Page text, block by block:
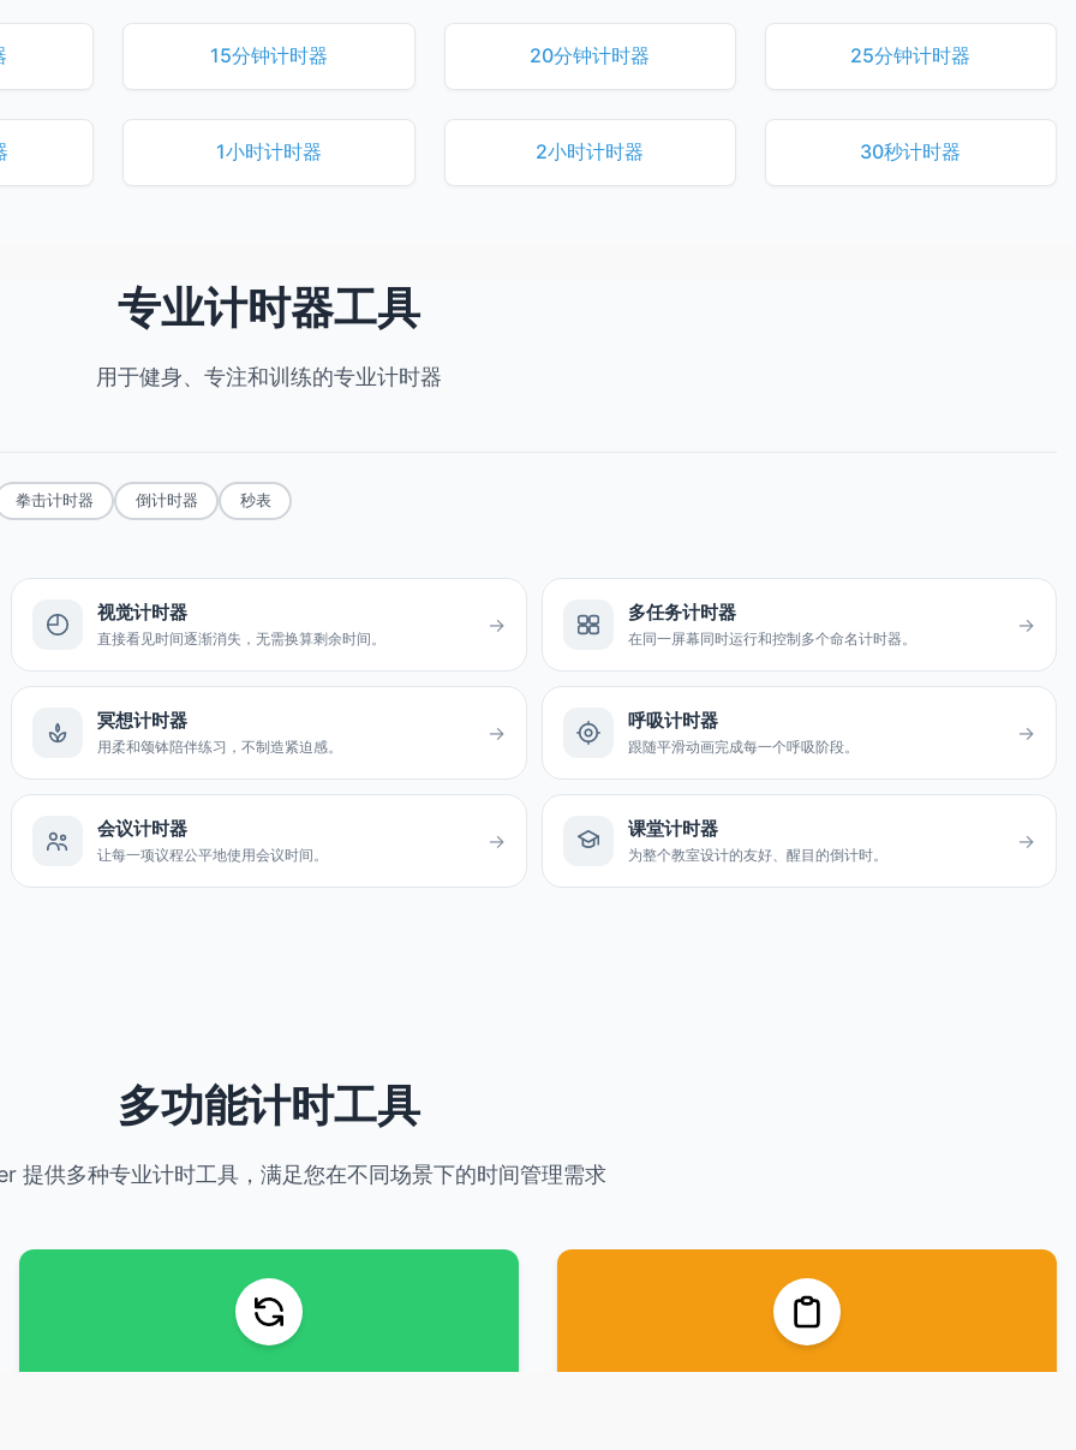
15分钟计时器 20分钟计时器 25分钟计时器
1小时计时器 2小时计时器 30秒计时器
专业计时器工具
用于健身、专注和训练的专业计时器
拳击计时器 倒计时器 秒表
视觉计时器
直接看见时间逐渐消失，无需换算剩余时间。
→
多任务计时器
在同一屏幕同时运行和控制多个命名计时器。
→
冥想计时器
用柔和颂钵陪伴练习，不制造紧迫感。
→
呼吸计时器
跟随平滑动画完成每一个呼吸阶段。
→
会议计时器
让每一项议程公平地使用会议时间。
→
课堂计时器
为整个教室设计的友好、醒目的倒计时。
→
多功能计时工具
提供多种专业计时工具，满足您在不同场景下的时间管理需求